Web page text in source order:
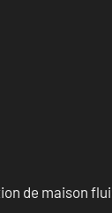
de maison